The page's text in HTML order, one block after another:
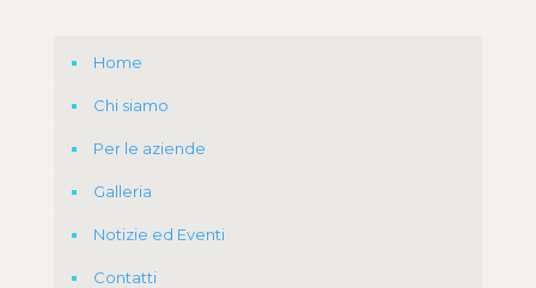
Home
Chi siamo
Per le aziende
Galleria
Notizie ed Eventi
Contatti